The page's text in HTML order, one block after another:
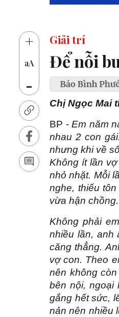
+
aA
-
Giải trí
Để nỗi
Chị Ngọc Mai
BP - Em năm
nhau 2 con
nhưng khi về
Không ít lần
nhỏ nhặt. Mỗi
nghe, thiếu
vừa hận chồng.
Không phải
nhiều lần, anh
căng thẳng.
vợ con. Theo
nên không
bên nội, ngoại
gắng hết sức,
nản nên nhiều